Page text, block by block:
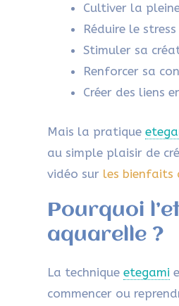
Cultiver la
Réduire le
Stimuler sa
Renforcer sa
Créer des liens
Mais la pratique
au simple plaisir de
vidéo sur les bienfaits
Pourquoi
aquarelle ?
La technique etegami
commencer ou